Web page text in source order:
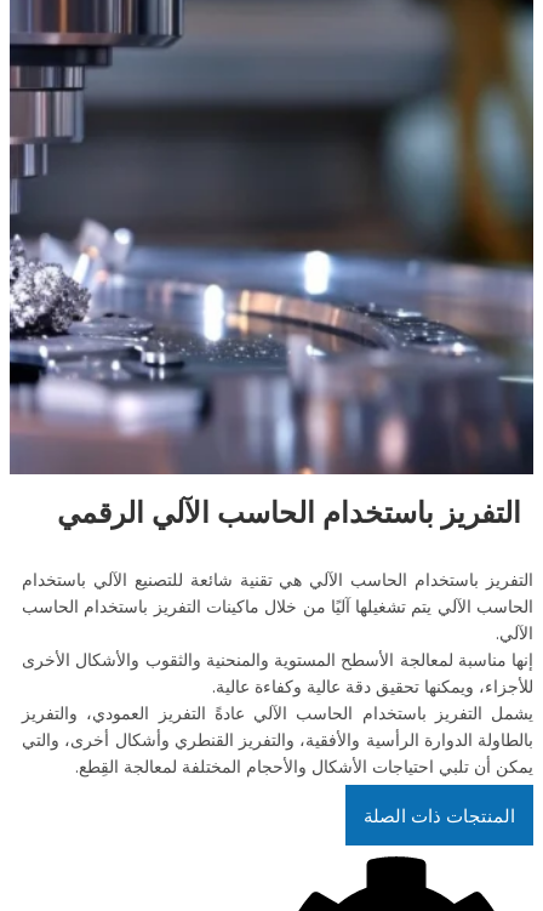
التفريز باستخدام الحاسب الآلي الرقمي
التفريز باستخدام الحاسب الآلي هي تقنية شائعة للتصنيع الآلي باستخدام
الحاسب الآلي يتم تشغيلها آليًا من خلال ماكينات التفريز باستخدام الحاسب
الآلي.
إنها مناسبة لمعالجة الأسطح المستوية والمنحنية والثقوب والأشكال الأخرى
للأجزاء، ويمكنها تحقيق دقة عالية وكفاءة عالية.
يشمل التفريز باستخدام الحاسب الآلي عادةً التفريز العمودي، والتفريز
بالطاولة الدوارة الرأسية والأفقية، والتفريز القنطري وأشكال أخرى، والتي
يمكن أن تلبي احتياجات الأشكال والأحجام المختلفة لمعالجة القِطع.
المنتجات ذات الصلة